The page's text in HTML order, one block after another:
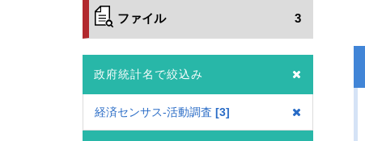
ファイル 3
政府統計名で絞込み
経済センサス‐活動調査 3